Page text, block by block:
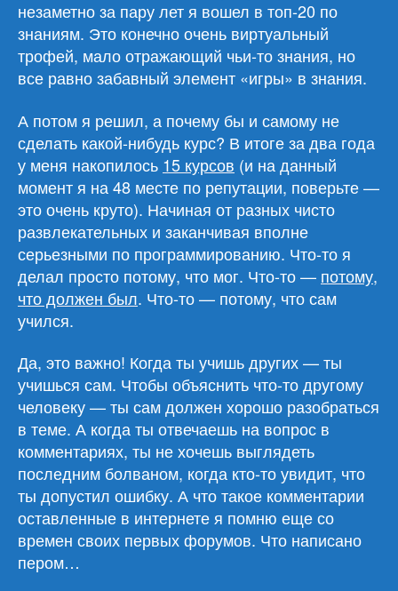
незаметно за пару лет я вошел в топ-20 по
знаниям. Это конечно очень виртуальный
трофей, мало отражающий чьи-то знания, но
все равно забавный элемент «игры» в знания.
А потом я решил, а почему бы и самому не
сделать какой-нибудь курс? В итоге за два года
у меня накопилось 15 курсов (и на данный
момент я на 48 месте по репутации, поверьте —
это очень круто). Начиная от разных чисто
развлекательных и заканчивая вполне
серьезными по программированию. Что-то я
делал просто потому, что мог. Что-то — потому,
что должен был. Что-то — потому, что сам
учился.
Да, это важно! Когда ты учишь других — ты
учишься сам. Чтобы объяснить что-то другому
человеку — ты сам должен хорошо разобраться
в теме. А когда ты отвечаешь на вопрос в
комментариях, ты не хочешь выглядеть
последним болваном, когда кто-то увидит, что
ты допустил ошибку. А что такое комментарии
оставленные в интернете я помню еще со
времен своих первых форумов. Что написано
пером…